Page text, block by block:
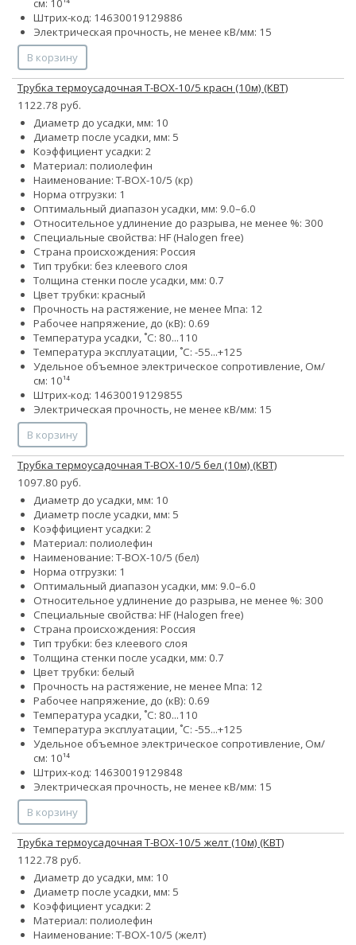
см: 10¹⁴
Штрих-код: 14630019129886
Электрическая прочность, не менее кВ/мм: 15
В корзину
Трубка термоусадочная Т-BOX-10/5 красн (10м) (КВТ)
1122.78 руб.
Диаметр до усадки, мм: 10
Диаметр после усадки, мм: 5
Коэффициент усадки: 2
Материал: полиолефин
Наименование: Т-BOX-10/5 (кр)
Норма отгрузки: 1
Оптимальный диапазон усадки, мм: 9.0–6.0
Относительное удлинение до разрыва, не менее %: 300
Специальные свойства: HF (Halogen free)
Страна происхождения: Россия
Тип трубки: без клеевого слоя
Толщина стенки после усадки, мм: 0.7
Цвет трубки: красный
Прочность на растяжение, не менее Мпа: 12
Рабочее напряжение, до (кВ): 0.69
Температура усадки, ˚С: 80...110
Температура эксплуатации, ˚С: -55...+125
Удельное объемное электрическое сопротивление, Ом/
см: 10¹⁴
Штрих-код: 14630019129855
Электрическая прочность, не менее кВ/мм: 15
В корзину
Трубка термоусадочная Т-BOX-10/5 бел (10м) (КВТ)
1097.80 руб.
Диаметр до усадки, мм: 10
Диаметр после усадки, мм: 5
Коэффициент усадки: 2
Материал: полиолефин
Наименование: Т-BOX-10/5 (бел)
Норма отгрузки: 1
Оптимальный диапазон усадки, мм: 9.0–6.0
Относительное удлинение до разрыва, не менее %: 300
Специальные свойства: HF (Halogen free)
Страна происхождения: Россия
Тип трубки: без клеевого слоя
Толщина стенки после усадки, мм: 0.7
Цвет трубки: белый
Прочность на растяжение, не менее Мпа: 12
Рабочее напряжение, до (кВ): 0.69
Температура усадки, ˚С: 80...110
Температура эксплуатации, ˚С: -55...+125
Удельное объемное электрическое сопротивление, Ом/
см: 10¹⁴
Штрих-код: 14630019129848
Электрическая прочность, не менее кВ/мм: 15
В корзину
Трубка термоусадочная Т-BOX-10/5 желт (10м) (КВТ)
1122.78 руб.
Диаметр до усадки, мм: 10
Диаметр после усадки, мм: 5
Коэффициент усадки: 2
Материал: полиолефин
Наименование: Т-BOX-10/5 (желт)